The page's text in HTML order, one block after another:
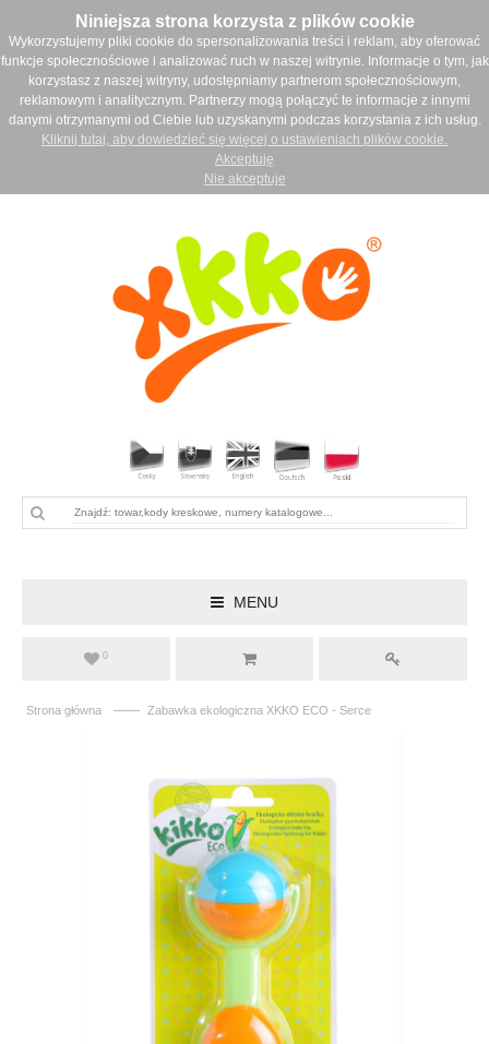
Niniejsza strona korzysta z plików cookie
Wykorzystujemy pliki cookie do spersonalizowania treści i reklam, aby oferować
funkcje społecznościowe i analizować ruch w naszej witrynie. Informacje o tym, jak
korzystasz z naszej witryny, udostępniamy partnerom społecznościowym,
reklamowym i analitycznym. Partnerzy mogą połączyć te informacje z innymi
danymi otrzymanymi od Ciebie lub uzyskanymi podczas korzystania z ich usług.
Kliknij tutaj, aby dowiedzieć się więcej o ustawieniach plików cookie.
Akceptuję
Nie akceptuje
MENU
0
Strona główna —— Zabawka ekologiczna XKKO ECO - Serce